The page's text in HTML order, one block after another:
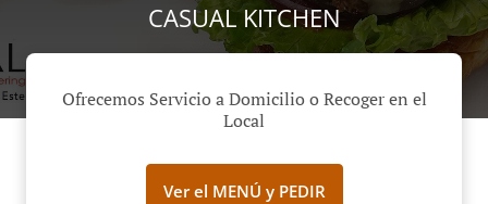
CASUAL KITCHEN
Ofrecemos Servicio a Domicilio o Recoger en el
Local
Ver el MENÚ y PEDIR